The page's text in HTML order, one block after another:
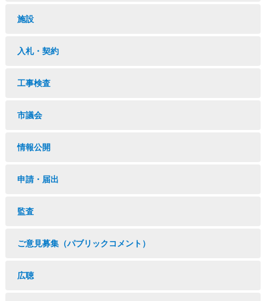
施設
入札・契約
工事検査
市議会
情報公開
申請・届出
監査
ご意見募集（パブリックコメント）
広聴